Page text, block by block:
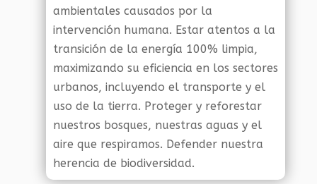
ambientales causados por la
intervención humana. Estar atentos a la
transición de la energía 100% limpia,
maximizando su eficiencia en los sectores
urbanos, incluyendo el transporte y el
uso de la tierra. Proteger y reforestar
nuestros bosques, nuestras aguas y el
aire que respiramos. Defender nuestra
herencia de biodiversidad.